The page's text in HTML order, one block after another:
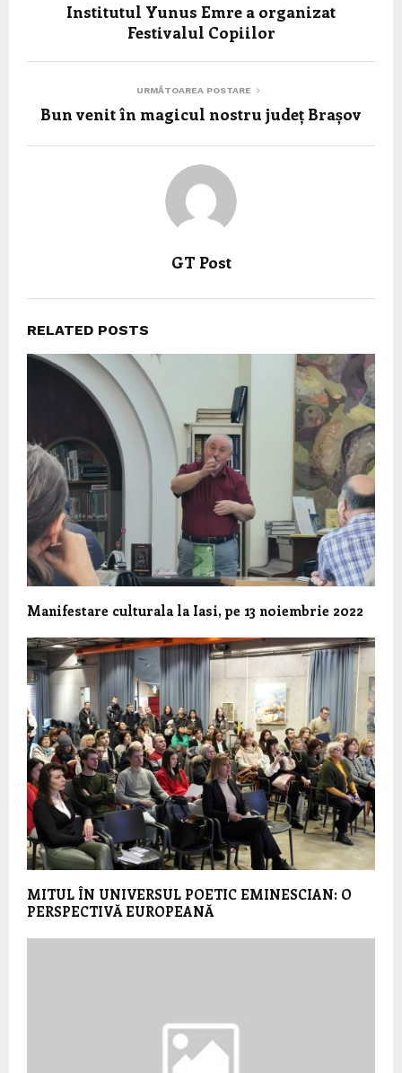
Institutul Yunus Emre a organizat
Festivalul Copiilor
URMĂTOAREA POSTARE
Bun venit în magicul nostru județ Brașov
GT Post
RELATED POSTS
Manifestare culturala la Iasi, pe 13 noiembrie 2022
MITUL ÎN UNIVERSUL POETIC EMINESCIAN: O
PERSPECTIVĂ EUROPEANĂ